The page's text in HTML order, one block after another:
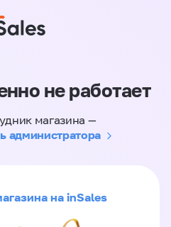
не работает
магазина —
администратора
на inSales